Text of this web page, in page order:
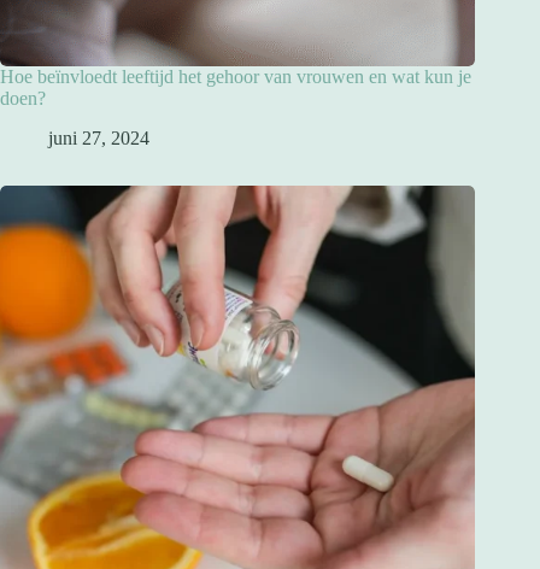
Hoe beïnvloedt leeftijd het gehoor van vrouwen en wat kun je
doen?
juni 27, 2024